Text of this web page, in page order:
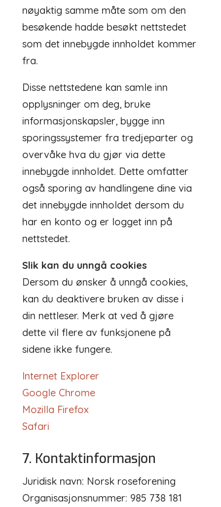
nøyaktig samme måte som om den
besøkende hadde besøkt nettstedet
som det innebygde innholdet kommer
fra.
Disse nettstedene kan samle inn
opplysninger om deg, bruke
informasjonskapsler, bygge inn
sporingssystemer fra tredjeparter og
overvåke hva du gjør via dette
innebygde innholdet. Dette omfatter
også sporing av handlingene dine via
det innebygde innholdet dersom du
har en konto og er logget inn på
nettstedet.
Slik kan du unngå cookies
Dersom du ønsker å unngå cookies,
kan du deaktivere bruken av disse i
din nettleser. Merk at ved å gjøre
dette vil flere av funksjonene på
sidene ikke fungere.
Internet Explorer
Google Chrome
Mozilla Firefox
Safari
7. Kontaktinformasjon
Juridisk navn: Norsk roseforening
Organisasjonsnummer: 985 738 181